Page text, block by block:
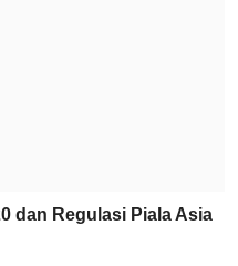
dan Regulasi Piala Asia